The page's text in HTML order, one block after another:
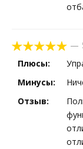
—
Плюсы:
Минусы:
Отзыв: